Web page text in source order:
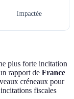
Impactée
plus forte incitation
rapport de France
créneaux pour
fiscales